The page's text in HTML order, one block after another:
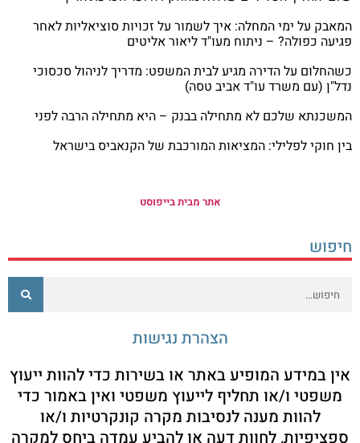
המאבק על ימי המחלה: איך לשמור על זכויות סוציאליות לאחר
פגיעה כפולה? – ניתוח מעו"ד ליאור אליטים
כשהחלום על הדירה מגיע לבית המשפט: מדריך לניהול סכסוכי
נדל"ן (עם משרד עו"ד אביב טסה)
המשכנתא שלכם לא מתחילה בבנק – היא מתחילה הרבה לפני
בין חוקי לפלילי: המציאות המורכבת של הקנאביס בישראל
אתר מבית בייפוסט
חיפוש
הצהרת נגישות
אין במידע המופיע באתר או בשירות כדי להוות ייעוץ
משפטי ו/או תחליף לייעוץ משפטי ואין באמור כדי
להוות מענה לנסיבות מקרה קונקרטיות ו/או
ספציפיות, לחוות דעה או להביע עמדה ביחס למקרה